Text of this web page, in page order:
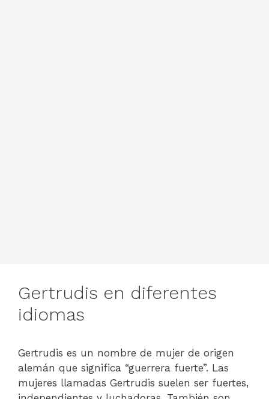
Gertrudis en diferentes
idiomas
Gertrudis es un nombre de mujer de origen
alemán que significa “guerrera fuerte”. Las
mujeres llamadas Gertrudis suelen ser fuertes,